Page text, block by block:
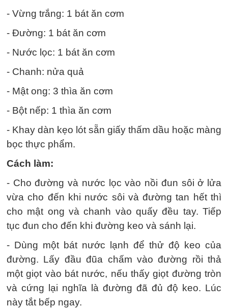
- Vừng trắng: 1 bát ăn cơm
- Đường: 1 bát ăn cơm
- Nước lọc: 1 bát ăn cơm
- Chanh: nửa quả
- Mật ong: 3 thìa ăn cơm
- Bột nếp: 1 thìa ăn cơm
- Khay dàn kẹo lót sẵn giấy thấm dầu hoặc màng
bọc thực phẩm.
Cách làm:
- Cho đường và nước lọc vào nồi đun sôi ở lửa
vừa cho đến khi nước sôi và đường tan hết thì
cho mật ong và chanh vào quấy đều tay. Tiếp
tục đun cho đến khi đường keo và sánh lại.
- Dùng một bát nước lạnh để thử độ keo của
đường. Lấy đầu đũa chấm vào đường rồi thả
một giọt vào bát nước, nếu thấy giọt đường tròn
và cứng lại nghĩa là đường đã đủ độ keo. Lúc
này tắt bếp ngay.